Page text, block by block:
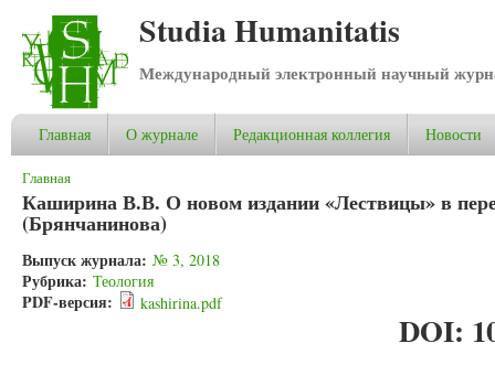
Studia Humanitatis
Международный электронный научный
Главная О журнале Редакционная коллегия Новости
Вы здесь
Главная
Каширина В.В. О новом издании «Лествицы» в
(Брянчанинова)
Выпуск журнала: № 3, 2018
Рубрика: Теология
PDF-версия: kashirina.pdf
DOI: